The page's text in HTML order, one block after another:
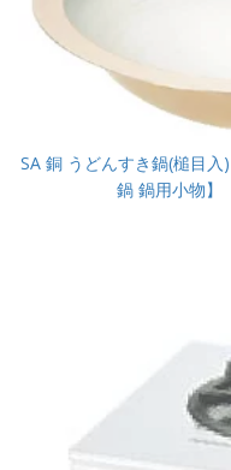
SA 銅 うどんすき鍋(槌目
鍋 鍋用小物】